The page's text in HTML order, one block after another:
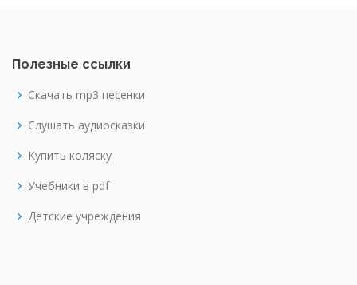
Полезные ссылки
Скачать mp3 песенки
Слушать аудиосказки
Купить коляску
Учебники в pdf
Детские учреждения